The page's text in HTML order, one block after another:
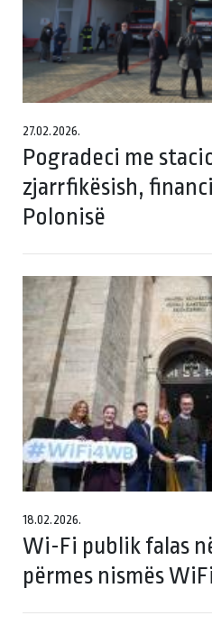
27.02.2026.
Pogradeci me
zjarrfikësish,
Polonisë
18.02.2026.
Wi-Fi publik falas
përmes nismës